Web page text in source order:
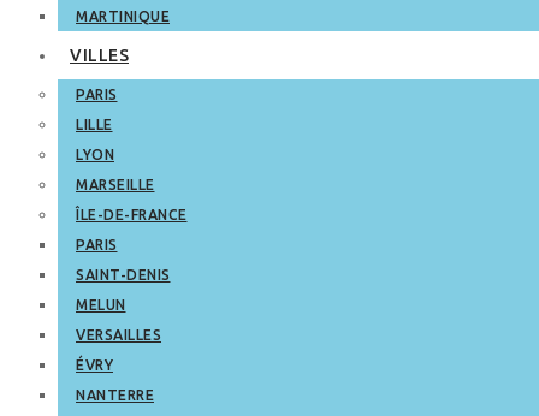
MARTINIQUE
VILLES
PARIS
LILLE
LYON
MARSEILLE
ÎLE-DE-FRANCE
PARIS
SAINT-DENIS
MELUN
VERSAILLES
ÉVRY
NANTERRE